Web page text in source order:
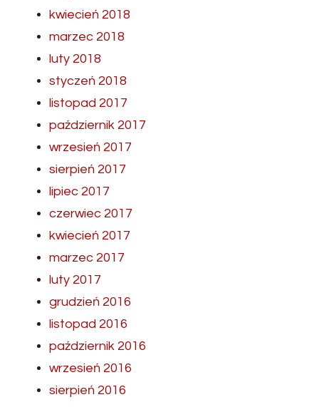
kwiecień 2018
marzec 2018
luty 2018
styczeń 2018
listopad 2017
październik 2017
wrzesień 2017
sierpień 2017
lipiec 2017
czerwiec 2017
kwiecień 2017
marzec 2017
luty 2017
grudzień 2016
listopad 2016
październik 2016
wrzesień 2016
sierpień 2016